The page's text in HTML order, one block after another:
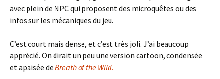
avec plein de NPC qui proposent des microquêtes ou des
infos sur les mécaniques du jeu.
C’est court mais dense, et c’est très joli. J’ai beaucoup
apprécié. On dirait un peu une version cartoon, condensée
et apaisée de Breath of the Wild.